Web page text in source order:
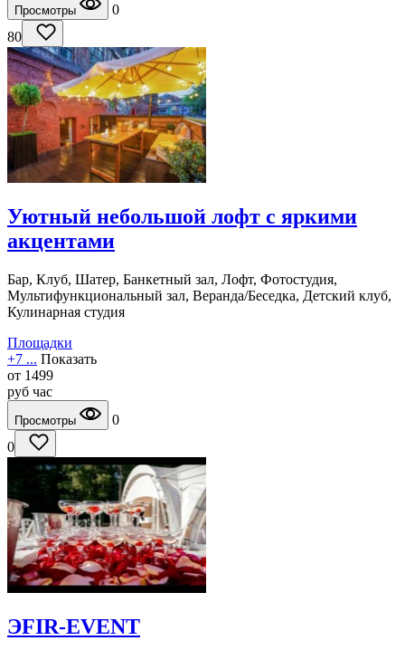
Просмотры
0
80
Уютный небольшой лофт с яркими
акцентами
Бар, Клуб, Шатер, Банкетный зал, Лофт, Фотостудия,
Мультифункциональный зал, Веранда/Беседка, Детский клуб,
Кулинарная студия
Площадки
+7 ... Показать
от 1499
руб час
Просмотры
0
0
ЭFIR-EVENT